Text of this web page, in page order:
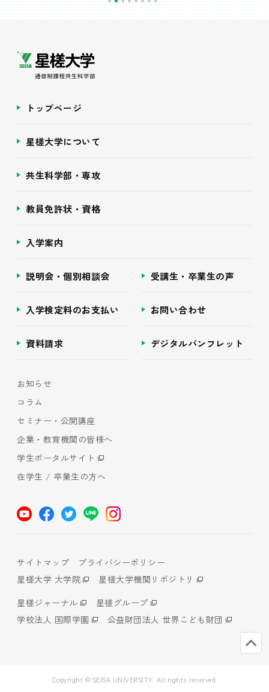
トップページ
星槎大学について
共生科学部・専攻
教員免許状・資格
入学案内
説明会・個別相談会 受講生・卒業生の声
入学検定料のお支払い お問い合わせ
資料請求 デジタルパンフレット
お知らせ
コラム
セミナー・公開講座
企業・教育機関の皆様へ
学生ポータルサイト
在学生 / 卒業生の方へ
サイトマップ
プライバシーポリシー
星槎大学 大学院
星槎大学機関リポジトリ
星槎ジャーナル
星槎グループ
学校法人 国際学園
公益財団法人 世界こども財団
Copyright © SEISA UNIVERSITY. All rights reserved.